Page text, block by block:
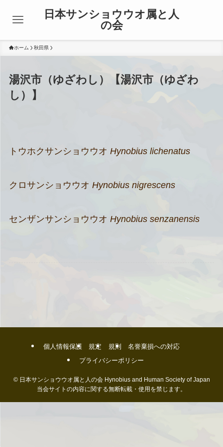
日本サンショウウオ属と人
の会
ホーム 秋田県
湯沢市（ゆざわし）【湯沢市（ゆざわ
し）】
トウホクサンショウウオ Hynobius lichenatus
クロサンショウウオ Hynobius nigrescens
センザンサンショウウオ Hynobius senzanensis
個人情報保護 規定 規則
名誉棄損への対応
プライバシーポリシー
©日本サンショウウオ属と人の会 Hynobius and Human Society of Japan
当会サイトの内容に関する無断転載・使用を禁じます。